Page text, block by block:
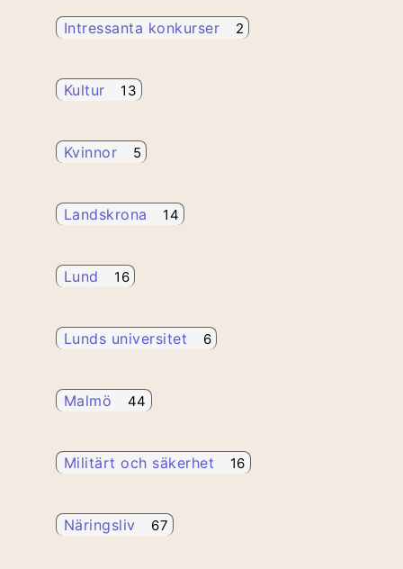
Intressanta konkurser 2
Kultur 13
Kvinnor 5
Landskrona 14
Lund 16
Lunds universitet 6
Malmö 44
Militärt och säkerhet 16
Näringsliv 67